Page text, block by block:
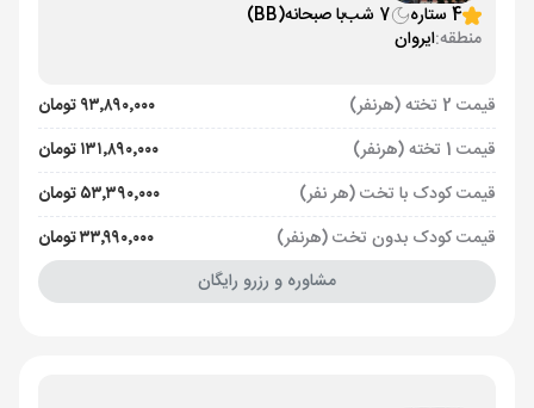
4 ستاره
7 شب با صبحانه(BB)
منطقه:ایروان
قیمت 2 تخته (هرنفر)
۹۳٬۸۹۰٬۰۰۰ تومان
قیمت 1 تخته (هرنفر)
۱۳۱٬۸۹۰٬۰۰۰ تومان
قیمت کودک با تخت (هر نفر)
۵۳٬۳۹۰٬۰۰۰ تومان
قیمت کودک بدون تخت (هرنفر)
۳۳٬۹۹۰٬۰۰۰ تومان
مشاوره و رزرو رایگان